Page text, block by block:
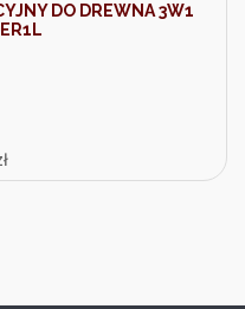
DO DREWNA 3W1